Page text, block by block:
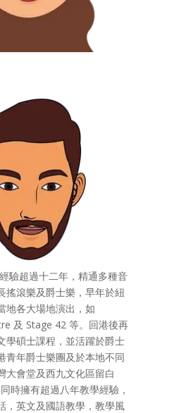
驗超過十二年，精通多種音
搖滾樂及爵士樂，早年於紐
地各大場地演出，如
及 Stage 42 等。回港後再
學碩士課程，並活躍於爵士
青年爵士樂團及於本地不同
大會堂及西九文化區留白
時擁有超過八年教學經驗，
，英文及國語教學，教學風